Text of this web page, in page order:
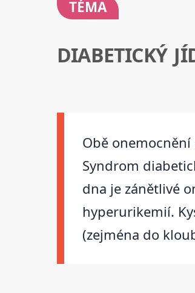
TÉMA
DIABETICKÝ
Obě
Syndrom
dna je zánětlivé
hyperurikemií.
(zejména do